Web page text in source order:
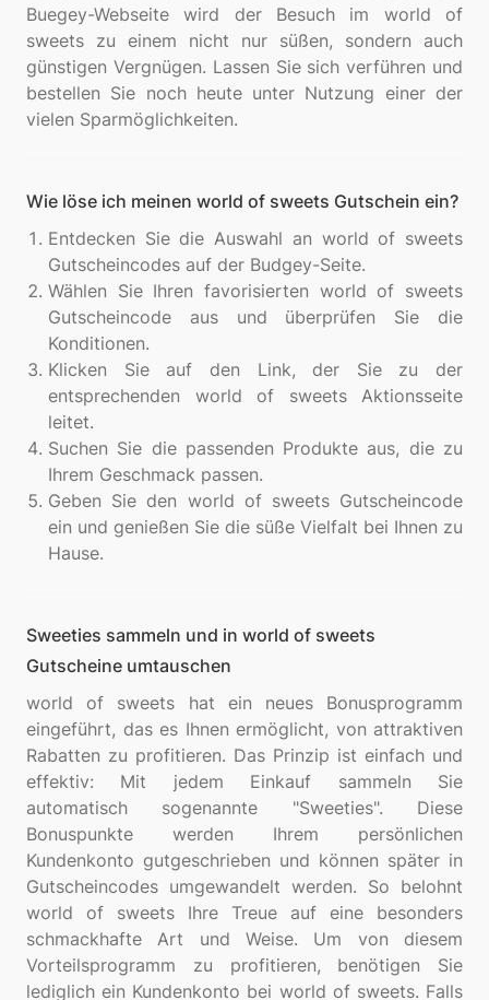
Buegey-Webseite wird der Besuch im world of
sweets zu einem nicht nur süßen, sondern auch
günstigen Vergnügen. Lassen Sie sich verführen und
bestellen Sie noch heute unter Nutzung einer der
Wie löse ich meinen world of sweets Gutschein ein?
Entdecken Sie die Auswahl an world of sweets
Gutscheincodes auf der Budgey-Seite.
Wählen Sie Ihren favorisierten world of sweets
Gutscheincode aus und überprüfen Sie die
Konditionen.
Klicken Sie auf den Link, der Sie zu der
entsprechenden world of sweets Aktionsseite
leitet.
Suchen Sie die passenden Produkte aus, die zu
Ihrem Geschmack passen.
Geben Sie den world of sweets Gutscheincode
ein und genießen Sie die süße Vielfalt bei Ihnen zu
Hause.
Sweeties sammeln und in world of sweets
Gutscheine umtauschen
world of sweets hat ein neues Bonusprogramm
eingeführt, das es Ihnen ermöglicht, von attraktiven
Rabatten zu profitieren. Das Prinzip ist einfach und
effektiv: Mit jedem Einkauf sammeln Sie
automatisch sogenannte "Sweeties". Diese
Bonuspunkte werden Ihrem persönlichen
Kundenkonto gutgeschrieben und können später in
Gutscheincodes umgewandelt werden. So belohnt
world of sweets Ihre Treue auf eine besonders
schmackhafte Art und Weise. Um von diesem
Vorteilsprogramm zu profitieren, benötigen Sie
lediglich ein Kundenkonto bei world of sweets. Falls